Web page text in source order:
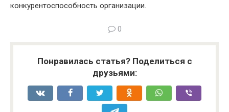
конкурентоспособность организации.
0
Понравилась статья? Поделиться с
друзьями: